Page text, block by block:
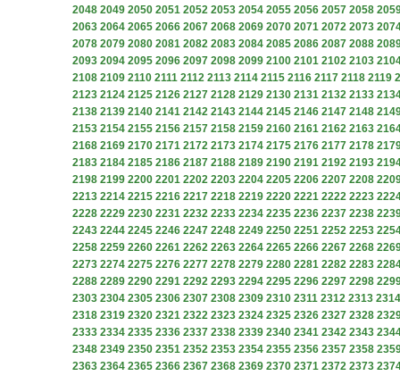
2048 2049 2050 2051 2052 2053 2054 2055 2056 2057 2058
2063 2064 2065 2066 2067 2068 2069 2070 2071 2072 2073
2078 2079 2080 2081 2082 2083 2084 2085 2086 2087 2088
2093 2094 2095 2096 2097 2098 2099 2100 2101 2102 2103
2108 2109 2110 2111 2112 2113 2114 2115 2116 2117 2118 2119
2123 2124 2125 2126 2127 2128 2129 2130 2131 2132 2133
2138 2139 2140 2141 2142 2143 2144 2145 2146 2147 2148
2153 2154 2155 2156 2157 2158 2159 2160 2161 2162 2163
2168 2169 2170 2171 2172 2173 2174 2175 2176 2177 2178
2183 2184 2185 2186 2187 2188 2189 2190 2191 2192 2193
2198 2199 2200 2201 2202 2203 2204 2205 2206 2207 2208
2213 2214 2215 2216 2217 2218 2219 2220 2221 2222 2223
2228 2229 2230 2231 2232 2233 2234 2235 2236 2237 2238
2243 2244 2245 2246 2247 2248 2249 2250 2251 2252 2253
2258 2259 2260 2261 2262 2263 2264 2265 2266 2267 2268
2273 2274 2275 2276 2277 2278 2279 2280 2281 2282 2283
2288 2289 2290 2291 2292 2293 2294 2295 2296 2297 2298
2303 2304 2305 2306 2307 2308 2309 2310 2311 2312 2313 2314
2318 2319 2320 2321 2322 2323 2324 2325 2326 2327 2328
2333 2334 2335 2336 2337 2338 2339 2340 2341 2342 2343
2348 2349 2350 2351 2352 2353 2354 2355 2356 2357 2358
2363 2364 2365 2366 2367 2368 2369 2370 2371 2372 2373